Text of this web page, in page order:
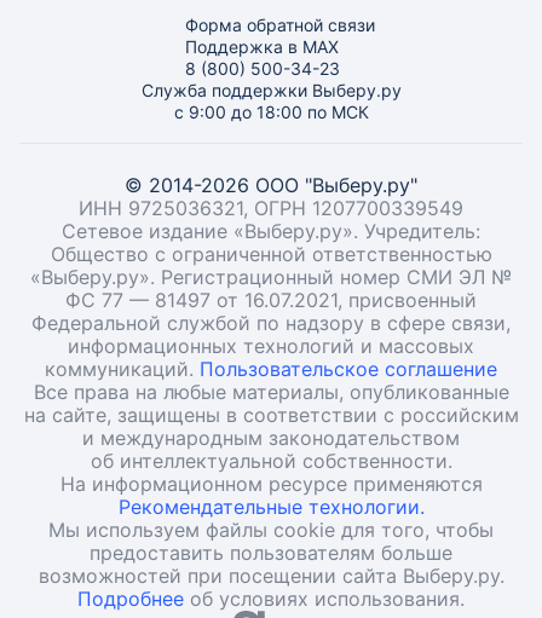
Форма обратной связи
Поддержка в MAX
8 (800) 500-34-23
Служба поддержки Выберу.ру
с 9:00 до 18:00 по МСК
© 2014-2026 ООО "Выберу.ру"
ИНН 9725036321, ОГРН 1207700339549
Сетевое издание «Выберу.ру». Учредитель:
Общество с ограниченной ответственностью
«Выберу.ру». Регистрационный номер СМИ ЭЛ №
ФС 77 — 81497 от 16.07.2021, присвоенный
Федеральной службой по надзору в сфере связи,
информационных технологий и массовых
коммуникаций. Пользовательское соглашение
Все права на любые материалы, опубликованные
на сайте, защищены в соответствии с российским
и международным законодательством
об интеллектуальной собственности.
На информационном ресурсе применяются
Рекомендательные технологии.
Мы используем файлы cookie для того, чтобы
предоставить пользователям больше
возможностей при посещении сайта Выберу.ру.
Подробнее об условиях использования.